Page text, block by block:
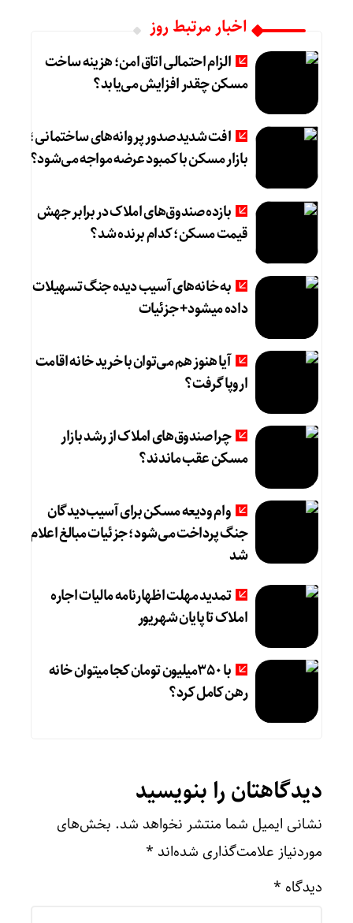
اخبار مرتبط روز
الزام احتمالی اتاق امن؛ هزینه ساخت
مسکن چقدر افزایش می‌یابد؟
افت شدید صدور پروانه‌های ساختمانی؛
بازار مسکن با کمبود عرضه مواجه می‌شود؟
بازده صندوق‌های املاک در برابر جهش
قیمت مسکن؛ کدام برنده شد؟
به خانه‌های آسیب دیده جنگ تسهیلات
داده میشود+ جزئیات
آیا هنوز هم می‌توان با خرید خانه اقامت
اروپا گرفت؟
چرا صندوق‌های املاک از رشد بازار
مسکن عقب ماندند؟
وام ودیعه مسکن برای آسیب‌دیدگان
جنگ پرداخت می‌شود؛ جزئیات مبالغ اعلام
شد
تمدید مهلت اظهارنامه مالیات اجاره
املاک تا پایان شهریور
با 350میلیون تومان کجا میتوان خانه
رهن کامل کرد؟
دیدگاهتان را بنویسید
نشانی ایمیل شما منتشر نخواهد شد. بخش‌های
موردنیاز علامت‌گذاری شده‌اند *
دیدگاه *